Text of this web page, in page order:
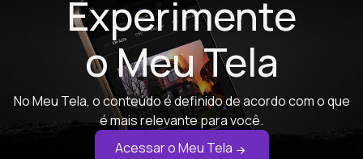
Experimente
o Meu Tela
No Meu Tela, o conteúdo é definido de acordo com o que
é mais relevante para você.
Acessar o Meu Tela